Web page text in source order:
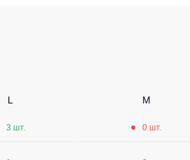
жилеты
L M
3 шт. 0 шт.